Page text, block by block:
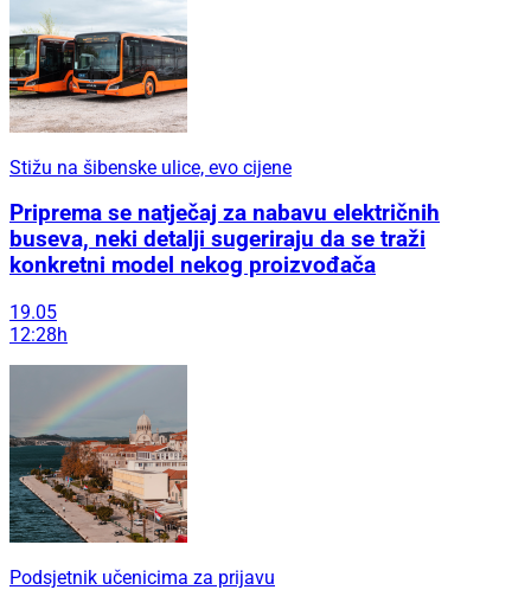
Stižu na šibenske ulice, evo cijene
Priprema se natječaj za nabavu električnih
buseva, neki detalji sugeriraju da se traži
konkretni model nekog proizvođača
19.05
12:28h
Podsjetnik učenicima za prijavu